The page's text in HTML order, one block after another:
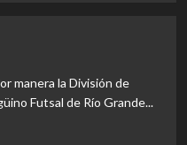
manera la División de
Futsal de Río Grande...